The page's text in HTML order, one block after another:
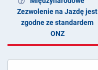
Zezwolenie na Jazdę jest
zgodne ze standardem
ONZ